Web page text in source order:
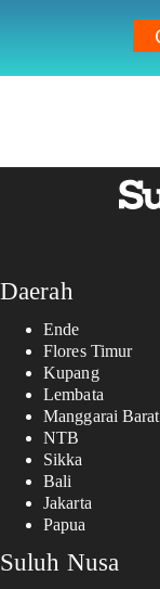
Daerah
Ende
Flores Timur
Kupang
Lembata
Manggarai Barat
NTB
Sikka
Bali
Jakarta
Papua
Suluh Nusa